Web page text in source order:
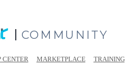
COMMUNITY
CENTER MARKETPLACE TRAINING